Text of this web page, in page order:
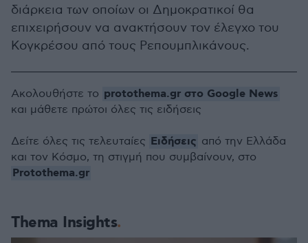
διάρκεια των οποίων οι Δημοκρατικοί θα
επιχειρήσουν να ανακτήσουν τον έλεγχο του
Κογκρέσου από τους Ρεπουμπλικάνους.
Thema Insights
Ακολουθήστε το protothema.gr στο Google News
και μάθετε πρώτοι όλες τις ειδήσεις
Δείτε όλες τις τελευταίες Ειδήσεις από την Ελλάδα
και τον Κόσμο, τη στιγμή που συμβαίνουν, στο
Protothema.gr